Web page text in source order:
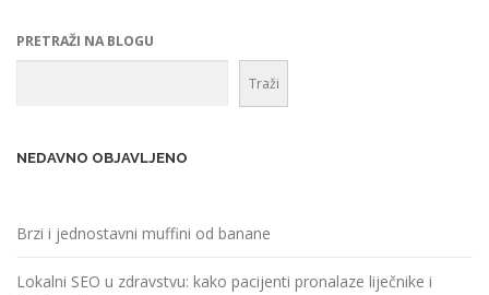
PRETRAŽI NA BLOGU
Traži
NEDAVNO OBJAVLJENO
Brzi i jednostavni muffini od banane
Lokalni SEO u zdravstvu: kako pacijenti pronalaze liječnike i